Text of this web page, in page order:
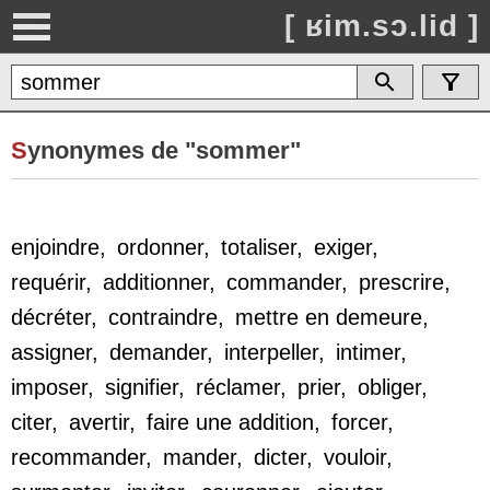
[ ʁim.sɔ.lid ]
Synonymes de "sommer"
enjoindre, ordonner, totaliser, exiger,
requérir, additionner, commander, prescrire,
décréter, contraindre, mettre en demeure,
assigner, demander, interpeller, intimer,
imposer, signifier, réclamer, prier, obliger,
citer, avertir, faire une addition, forcer,
recommander, mander, dicter, vouloir,